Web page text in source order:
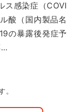
ス感染症（COVI
酸（国内製品名
の暴露後発症予
…
。